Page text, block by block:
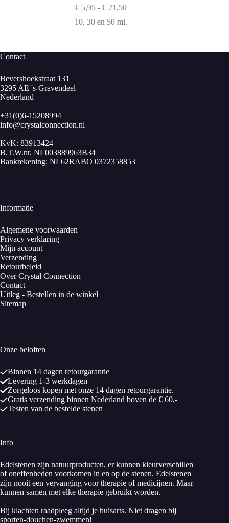
€5,95 - €21,50Prijsklasse:
tot
10, 30 en 50 ml.
Contact
Bevershoekstraat 131
3295 AE 's-Gravendeel
Nederland
+31(0)6-15208994
info@crystalconnection.nl
KvK: 83913424
B.T.W.nr. NL003889963B34
Bankrekening: NL62RABO 0372358853
Informatie
Algemene voorwaarden
Privacy verklaring
Mijn account
Verzending
Retourbeleid
Over Crystal Connection
Contact
Uitleg - Bestellen in de winkel
Sitemap
Onze beloften
Binnen 14 dagen retourgarantie
Levering 1-3 werkdagen
Zorgeloos kopen met onze 14 dagen retourgarantie.
Gratis verzending binnen Nederland boven de € 60,-
Testen van de bestelde stenen
Info
Edelstenen zijn natuurproducten, er kunnen kleurverschillen
of oneffenheden voorkomen in en op de stenen. Edelstenen
zijn nooit een vervanging voor therapie of medicijnen. Maar
kunnen samen met elke therapie gebruikt worden.
Bij klachten raadpleeg altijd je huisarts. Niet dragen bij
sporten-douchen-zwemmen!